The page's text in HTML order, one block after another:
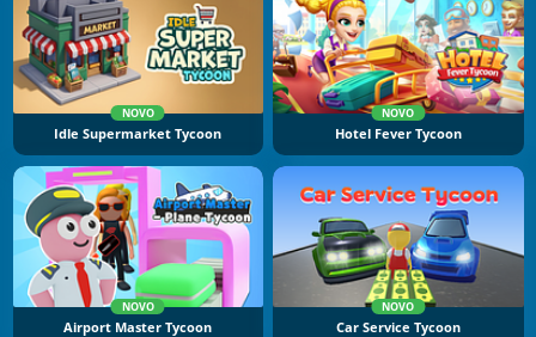
NOVO
Idle Supermarket Tycoon
NOVO
Hotel Fever Tycoon
NOVO
Airport Master Tycoon
NOVO
Car Service Tycoon